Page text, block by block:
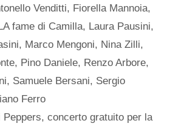
Venditti, Fiorella Mannoia,
LA fame di Camilla, Laura Pausini,
, Marco Mengoni, Nina Zilli,
, Pino Daniele, Renzo Arbore,
, Samuele Bersani, Sergio
Ferro
Peppers, concerto gratuito per la